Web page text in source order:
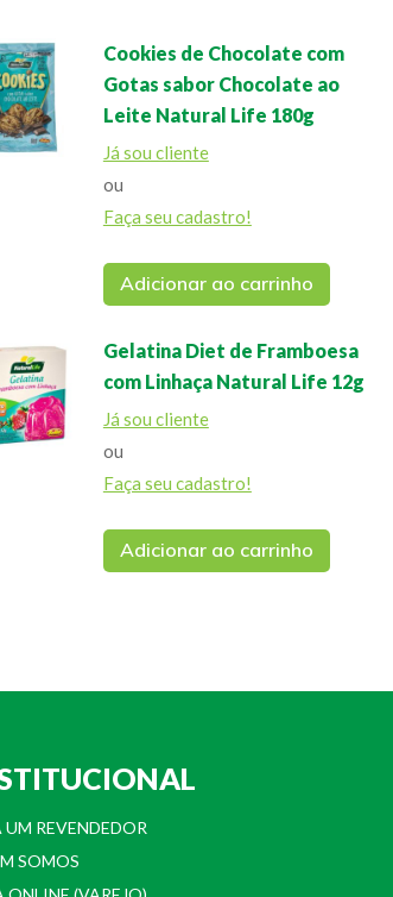
Cookies de Chocolate com
Gotas sabor Chocolate ao
Leite Natural Life 180g
Já sou cliente
ou
Faça seu cadastro!
Adicionar ao carrinho
Gelatina Diet de Framboesa
com Linhaça Natural Life 12g
Já sou cliente
ou
Faça seu cadastro!
Adicionar ao carrinho
UM REVENDEDOR
SOMOS